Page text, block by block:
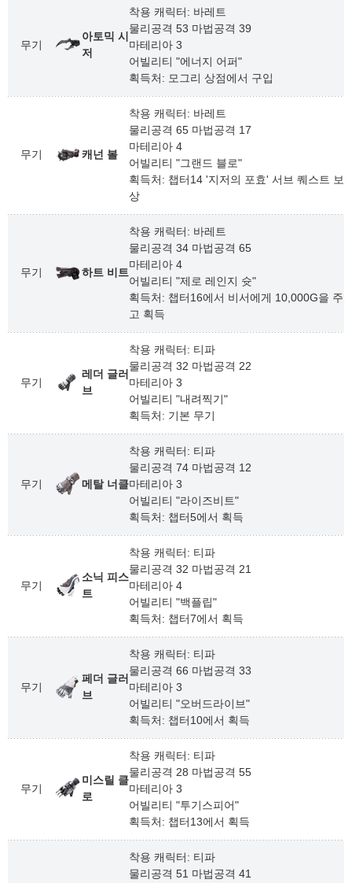
무기
아토믹 시
저
착용 캐릭터: 바레트
물리공격 53 마법공격 39
마테리아 3
어빌리티 "에너지 어퍼"
획득처: 모그리 상점에서 구입
무기 캐넌 볼
착용 캐릭터: 바레트
물리공격 65 마법공격 17
마테리아 4
어빌리티 "그랜드 블로"
획득처: 챕터14 '지저의 포효' 서브 퀘스트 보
상
무기 하트 비트
착용 캐릭터: 바레트
물리공격 34 마법공격 65
마테리아 4
어빌리티 "제로 레인지 슛"
획득처: 챕터16에서 비서에게 10,000G을 주
고 획득
무기
레더 글러
브
착용 캐릭터: 티파
물리공격 32 마법공격 22
마테리아 3
어빌리티 "내려찍기"
획득처: 기본 무기
무기 메탈 너클
착용 캐릭터: 티파
물리공격 74 마법공격 12
마테리아 3
어빌리티 "라이즈비트"
획득처: 챕터5에서 획득
무기
소닉 피스
트
착용 캐릭터: 티파
물리공격 32 마법공격 21
마테리아 4
어빌리티 "백플립"
획득처: 챕터7에서 획득
무기
페더 글러
브
착용 캐릭터: 티파
물리공격 66 마법공격 33
마테리아 3
어빌리티 "오버드라이브"
획득처: 챕터10에서 획득
무기
미스릴 클
로
착용 캐릭터: 티파
물리공격 28 마법공격 55
마테리아 3
어빌리티 "투기스피어"
획득처: 챕터13에서 획득
착용 캐릭터: 티파
물리공격 51 마법공격 41